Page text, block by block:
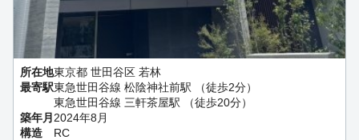
所在地東京都 世田谷区 若林
最寄駅東急世田谷線 松陰神社前駅 （徒歩2分）
東急世田谷線 三軒茶屋駅 （徒歩20分）
築年月 2024年8月
構造
RC